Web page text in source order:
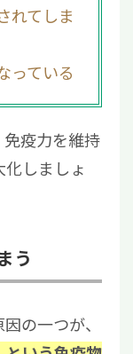
れてしま
っている
疫力を維持
しましょ
う
の一つが、